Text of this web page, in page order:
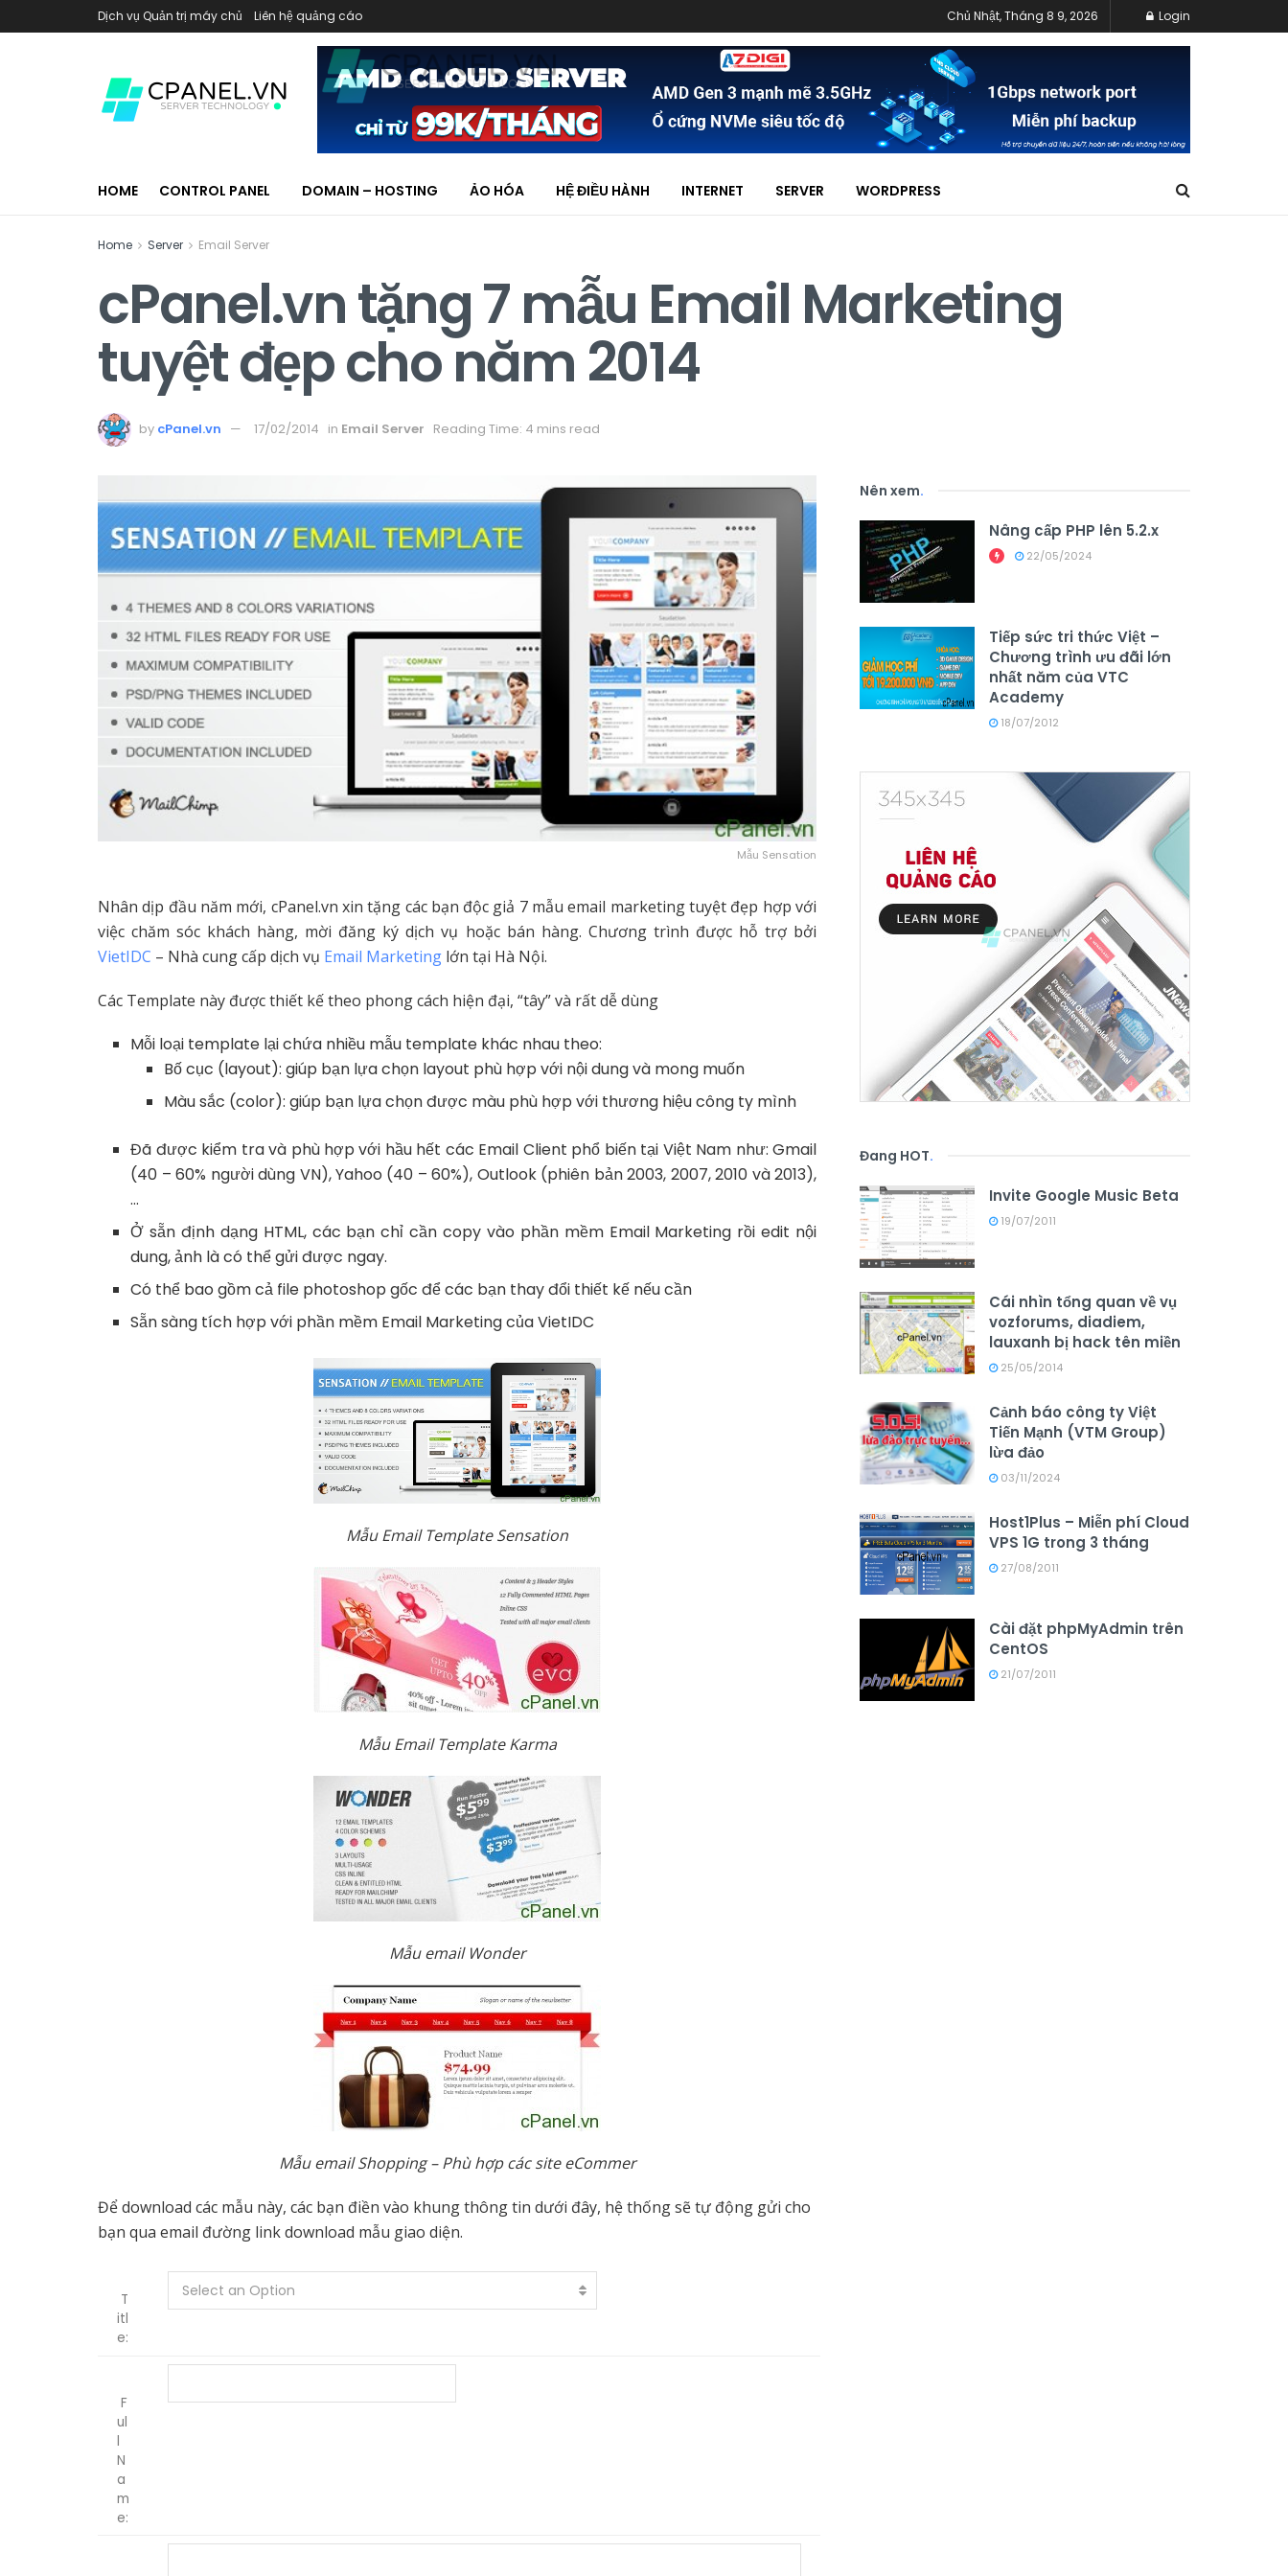
Dịch vụ Quản trị máy chủ Liên hệ quảng cáo Chủ Nhật, Tháng 8 9, 2026 Login
HOME CONTROL PANEL DOMAIN – HOSTING ẢO HÓA HỆ ĐIỀU HÀNH INTERNET SERVER WORDPRESS
Home Server Email Server
cPanel.vn tặng 7 mẫu Email Marketing
tuyệt đẹp cho năm 2014
by cPanel.vn 17/02/2014 in Email Server Reading Time: 4 mins read
Mẫu Sensation
Nhân dịp đầu năm mới, cPanel.vn xin tặng các bạn độc giả 7 mẫu email marketing tuyệt đẹp hợp với
việc chăm sóc khách hàng, mời đăng ký dịch vụ hoặc bán hàng. Chương trình được hỗ trợ bởi
VietIDC – Nhà cung cấp dịch vụ Email Marketing lớn tại Hà Nội.
Các Template này được thiết kế theo phong cách hiện đại, “tây” và rất dễ dùng
Mỗi loại template lại chứa nhiều mẫu template khác nhau theo:
Bố cục (layout): giúp bạn lựa chọn layout phù hợp với nội dung và mong muốn
Màu sắc (color): giúp bạn lựa chọn được màu phù hợp với thương hiệu công ty mình
Đã được kiểm tra và phù hợp với hầu hết các Email Client phổ biến tại Việt Nam như: Gmail
(40 – 60% người dùng VN), Yahoo (40 – 60%), Outlook (phiên bản 2003, 2007, 2010 và 2013),
…
Ở sẵn định dạng HTML, các bạn chỉ cần copy vào phần mềm Email Marketing rồi edit nội
dung, ảnh là có thể gửi được ngay.
Có thể bao gồm cả file photoshop gốc để các bạn thay đổi thiết kế nếu cần
Sẵn sàng tích hợp với phần mềm Email Marketing của VietIDC
Mẫu Email Template Sensation
Mẫu Email Template Karma
Mẫu email Wonder
Mẫu email Shopping – Phù hợp các site eCommer
Để download các mẫu này, các bạn điền vào khung thông tin dưới đây, hệ thống sẽ tự động gửi cho
bạn qua email đường link download mẫu giao diện.
T
itl
e:
Select an Option
F
ul
l
N
a
m
e:
Nên xem.
Nâng cấp PHP lên 5.2.x
22/05/2024
Tiếp sức tri thức Việt –
Chương trình ưu đãi lớn
nhất năm của VTC
Academy
18/07/2012
Đang HOT.
Invite Google Music Beta
19/07/2011
Cái nhìn tổng quan về vụ
vozforums, diadiem,
lauxanh bị hack tên miền
25/05/2014
Cảnh báo công ty Việt
Tiến Mạnh (VTM Group)
lừa đảo
03/11/2024
Host1Plus – Miễn phí Cloud
VPS 1G trong 3 tháng
27/08/2011
Cài đặt phpMyAdmin trên
CentOS
21/07/2011